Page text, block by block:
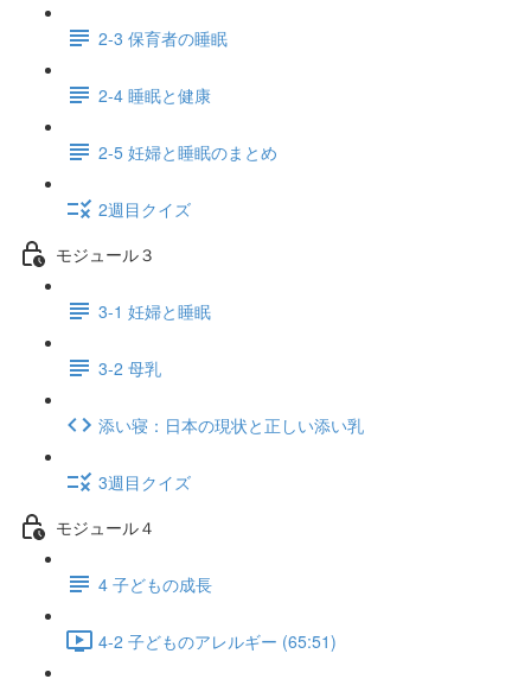
2-3 保育者の睡眠
2-4 睡眠と健康
2-5 妊婦と睡眠のまとめ
2週目クイズ
モジュール３
3-1 妊婦と睡眠
3-2 母乳
添い寝：日本の現状と正しい添い乳
3週目クイズ
モジュール４
4 子どもの成長
4-2 子どものアレルギー (65:51)